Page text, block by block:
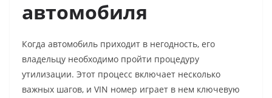
автомобиля
Когда автомобиль приходит в негодность, его
владельцу необходимо пройти процедуру
утилизации. Этот процесс включает несколько
важных шагов, и VIN номер играет в нем ключевую